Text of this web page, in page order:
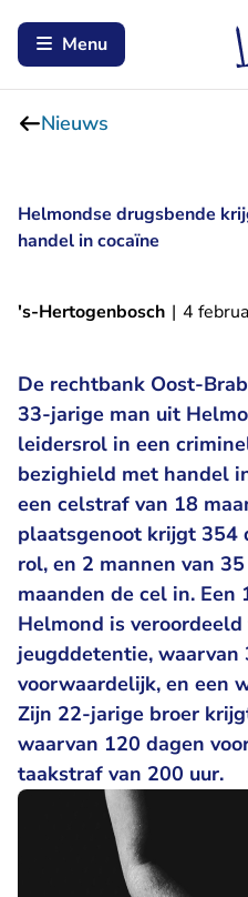
Menu
Nieuws
Helmondse drugsbende
handel in cocaïne
's-Hertogenbosch | 4
De rechtbank Oost-
33-jarige man uit
leidersrol in een
bezighield met handel
een celstraf van 18
plaatsgenoot krijgt 354
rol, en 2 mannen van
maanden de cel in.
Helmond is
jeugddetentie, waarvan
voorwaardelijk, en een
Zijn 22-jarige broer
waarvan 120 dagen
taakstraf van 200 uur.